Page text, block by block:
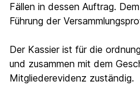
Fällen in dessen Auftrag.
Führung der
Der Kassier ist für die
und zusammen mit dem
Mitgliederevidenz zuständig.